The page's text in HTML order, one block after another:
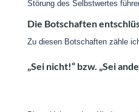
Störung des Selbstwertes
Die Botschaften
Zu diesen Botschaften zähle
„Sei nicht!“ bzw. „Sei